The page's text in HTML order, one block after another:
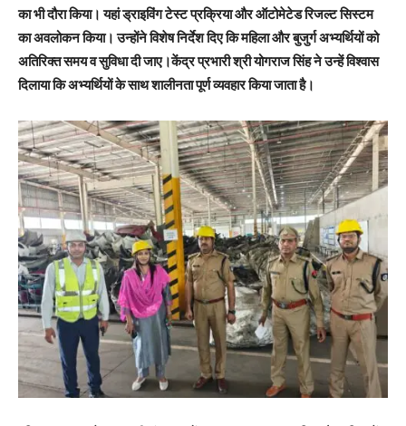
का भी दौरा किया। यहां ड्राइविंग टेस्ट प्रक्रिया और ऑटोमेटेड रिजल्ट सिस्टम
का अवलोकन किया। उन्होंने विशेष निर्देश दिए कि महिला और बुजुर्ग अभ्यर्थियों को
अतिरिक्त समय व सुविधा दी जाए।केंद्र प्रभारी श्री योगराज सिंह ने उन्हें विश्वास
दिलाया कि अभ्यर्थियों के साथ शालीनता पूर्ण व्यवहार किया जाता है।